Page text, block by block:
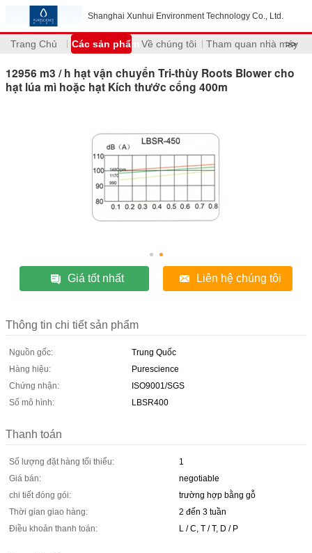
Shanghai Xunhui Environment Technology Co., Ltd.
Trang Chủ Các sản phẩm Về chúng tôi Tham quan nhà máy
>>
12956 m3 / h hạt vận chuyển Tri-thùy Roots Blower cho
hạt lúa mì hoặc hạt Kích thước cổng 400m
Giá tốt nhất Liên hệ chúng tôi
Thông tin chi tiết sản phẩm
Nguồn gốc:
Trung Quốc
Hàng hiệu:
Purescience
Chứng nhận:
ISO9001/SGS
Số mô hình:
LBSR400
Thanh toán
Số lượng đặt hàng tối thiểu:
1
Giá bán:
negotiable
chi tiết đóng gói:
trường hợp bằng gỗ
Thời gian giao hàng:
2 đến 3 tuần
Điều khoản thanh toán:
L / C, T / T, D / P